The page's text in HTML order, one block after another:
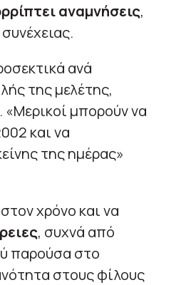
αναμνήσεις,
ανά
της μελέτης,
μπορούν να
και να
της ημέρας»
χρόνο και να
, συχνά από
παρούσα στο
στους φίλους